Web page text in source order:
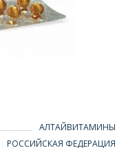
АЛТАЙВИТАМИНЫ
РОССИЙСКАЯ ФЕДЕРАЦИЯ